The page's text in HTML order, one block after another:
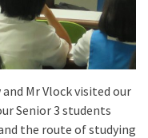
Mr Vlock visited our
Senior 3 students
the route of studying